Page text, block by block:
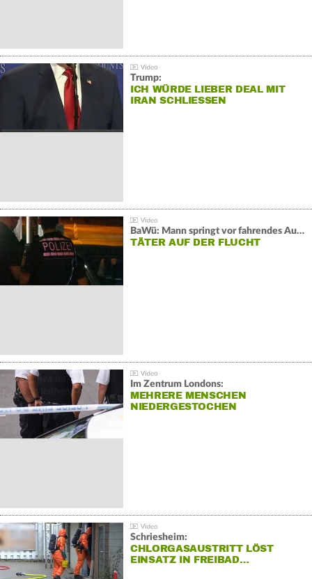
Trump:
ICH WÜRDE LIEBER DEAL MIT
IRAN SCHLIESSEN
BaWü: Mann springt vor fahrendes Auto und schießt
TÄTER AUF DER FLUCHT
Im Zentrum Londons:
MEHRERE MENSCHEN
NIEDERGESTOCHEN
Schriesheim:
CHLORGASAUSTRITT LÖST
EINSATZ IN FREIBAD…